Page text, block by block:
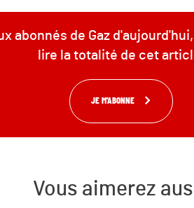
abonnés de Gaz
lire la totalité de cet
JE M'ABONNE
Vous aimerez